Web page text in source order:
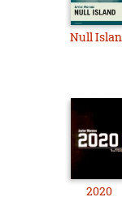
Null
2020